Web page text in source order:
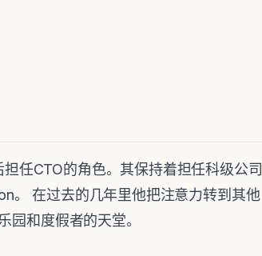
任CTO的角色。其保持着担任科级公司
。 在过去的几年里他把注意力转到其他
和度假者的天堂。